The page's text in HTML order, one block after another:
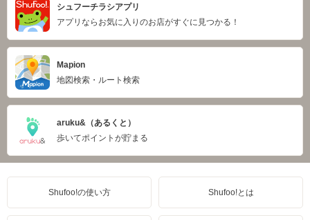
シュフーチラシアプリ
アプリならお気に入りのお店がすぐに見つかる！
Mapion
地図検索・ルート検索
aruku&（あるくと）
歩いてポイントが貯まる
Shufoo!の使い方 Shufoo!とは